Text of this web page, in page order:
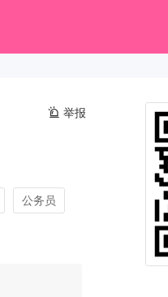
举报
公务员